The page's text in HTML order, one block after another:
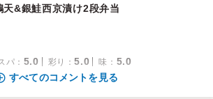
天&銀鮭西京漬け2段弁当
パ ： 5.0 彩り ：5.0 味 ： 5.0
すべてのコメントを見る